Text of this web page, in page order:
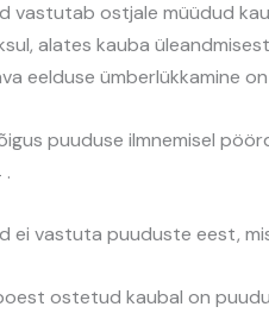
vastutab ostjale müüdud
alates kauba
eelduse ümberlükkamine
puuduse ilmnemisel
ei vastuta puuduste eest,
ostetud kaubal on